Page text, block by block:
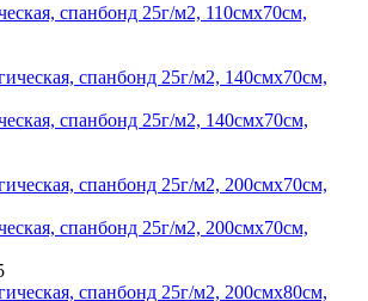
спанбонд 25г/м2, 110смх70см,
спанбонд 25г/м2, 140смх70см,
спанбонд 25г/м2, 200смх70см,